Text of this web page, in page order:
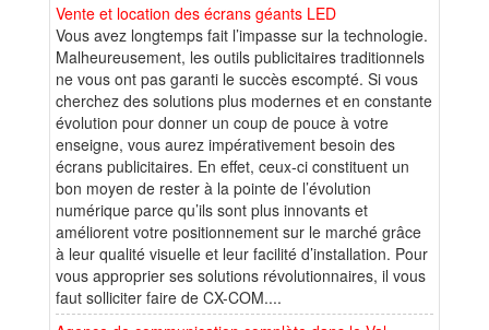
Vente et location des écrans géants LED
Vous avez longtemps fait l’impasse sur la technologie.
Malheureusement, les outils publicitaires traditionnels
ne vous ont pas garanti le succès escompté. Si vous
cherchez des solutions plus modernes et en constante
évolution pour donner un coup de pouce à votre
enseigne, vous aurez impérativement besoin des
écrans publicitaires. En effet, ceux-ci constituent un
bon moyen de rester à la pointe de l’évolution
numérique parce qu’ils sont plus innovants et
améliorent votre positionnement sur le marché grâce
à leur qualité visuelle et leur facilité d’installation. Pour
vous approprier ses solutions révolutionnaires, il vous
faut solliciter faire de CX-COM....